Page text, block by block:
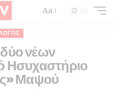
Aa
νέων
Ησυχαστήριο
Μαψού